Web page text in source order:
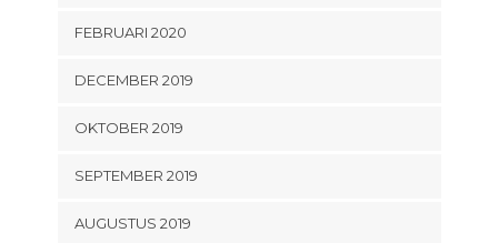
FEBRUARI 2020
DECEMBER 2019
OKTOBER 2019
SEPTEMBER 2019
AUGUSTUS 2019